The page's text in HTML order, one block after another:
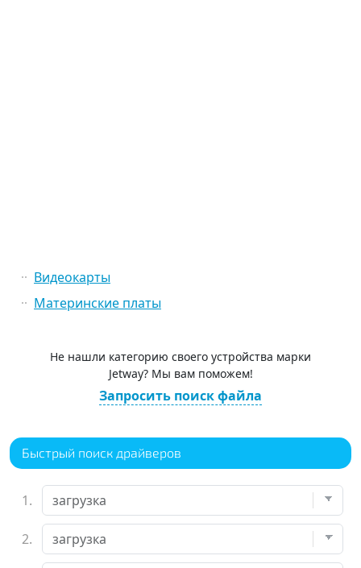
Видеокарты
Материнские платы
Не нашли категорию своего устройства марки
Jetway? Мы вам поможем!
Запросить поиск файла
Быстрый поиск драйверов
1.
2.